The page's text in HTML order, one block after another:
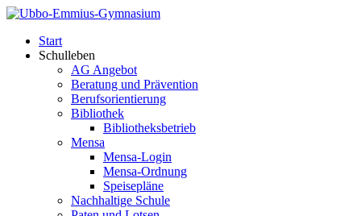
Start
Schulleben
AG Angebot
Beratung und Prävention
Berufsorientierung
Bibliothek
Bibliotheksbetrieb
Mensa
Mensa-Login
Mensa-Ordnung
Speisepläne
Nachhaltige Schule